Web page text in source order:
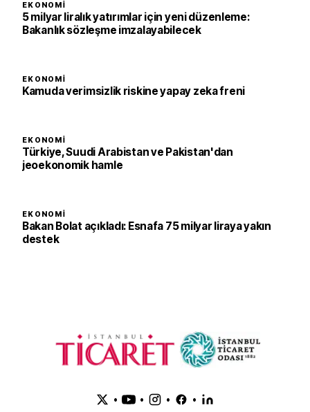
EKONOMI
5 milyar liralık yatırımlar için yeni düzenleme:
Bakanlık sözleşme imzalayabilecek
EKONOMI
Kamuda verimsizlik riskine yapay zeka freni
EKONOMI
Türkiye, Suudi Arabistan ve Pakistan'dan
jeoekonomik hamle
EKONOMI
Bakan Bolat açıkladı: Esnafa 75 milyar liraya yakın
destek
• • • •